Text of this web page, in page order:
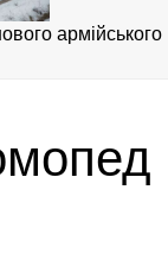
армійського